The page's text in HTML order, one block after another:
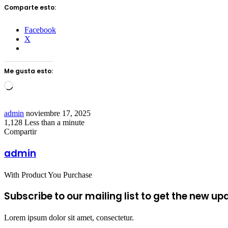
Comparte esto:
Facebook
X
Me gusta esto:
Loading…
admin Send
an
email
noviembre 17, 2025
1,128 Less than a minute
Facebook
Twitter
LinkedIn
Tumblr
Pinterest
Reddit
VKontakte
Odnoklassniki
Pocket
Compartir
via
Email
admin
With Product You Purchase
Subscribe to our mailing list to get the new
Lorem ipsum dolor sit amet, consectetur.